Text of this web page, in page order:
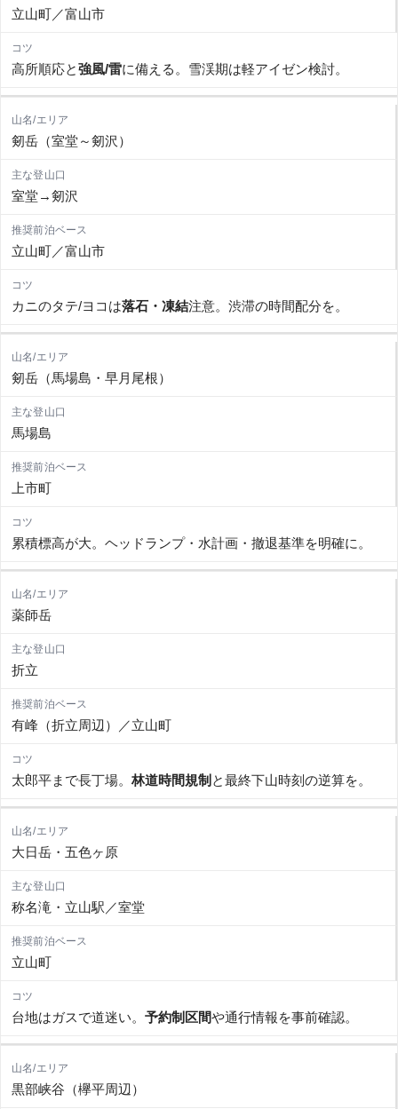
立山町／富山市
高所順応と強風/雷に備える。雪渓期は軽アイゼン検討。
剱岳（室堂～剱沢）
室堂→剱沢
立山町／富山市
カニのタテ/ヨコは落石・凍結注意。渋滞の時間配分を。
剱岳（馬場島・早月尾根）
馬場島
上市町
累積標高が大。ヘッドランプ・水計画・撤退基準を明確に。
薬師岳
折立
有峰（折立周辺）／立山町
太郎平まで長丁場。 林道時間規制 と最終下山時刻の逆算を。
大日岳・五色ヶ原
称名滝・立山駅／室堂
立山町
台地はガスで道迷い。 予約制区間や通行情報を事前確認。
黒部峡谷（欅平周辺）